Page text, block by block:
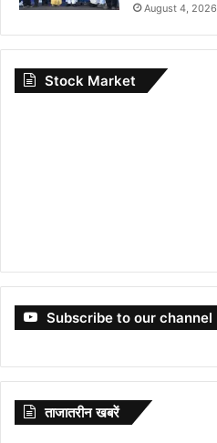
August 4, 2026
Stock Market
Subscribe to our channel
ताजातरीन खबरें